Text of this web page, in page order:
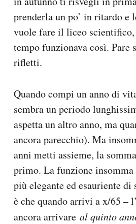
prenderla un po’ in ritardo e
vuole fare il liceo scientifico,
tempo funzionava così. Pare
rifletti.
Quando compi un anno di
sembra un periodo
aspetta un altro anno, ma
ancora parecchio). Ma
anni metti assieme, la
primo. La funzione
più elegante ed esauriente
è che quando arrivi a x/65 –
ancora arrivare al quinto